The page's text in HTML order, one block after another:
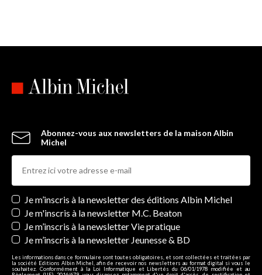
Abonnez-vous aux newsletters de la maison Albin
Michel
Newsletters
Je m’inscris à la newsletter des éditions Albin Michel
Je m'inscris à la newsletter M.C. Beaton
Je m’inscris à la newsletter Vie pratique
Je m’inscris à la newsletter Jeunesse & BD
Les informations dans ce formulaire sont toutes obligatoires, et sont collectées et traitées par
la société Editions Albin Michel, afin de recevoir nos newsletters au format digital si vous le
souhaitez. Conformément à la Loi Informatique et Libertés du 06/01/1978 modifiée et au